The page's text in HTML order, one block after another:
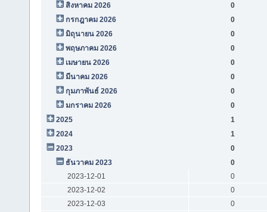
สิงหาคม 2026
0
กรกฎาคม 2026
0
มิถุนายน 2026
0
พฤษภาคม 2026
0
เมษายน 2026
0
มีนาคม 2026
0
กุมภาพันธ์ 2026
0
มกราคม 2026
0
2025
1
2024
1
2023
0
ธันวาคม 2023
0
2023-12-01
0
2023-12-02
0
2023-12-03
0